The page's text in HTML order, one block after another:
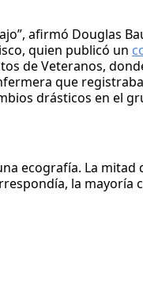
afirmó Douglas
quien publicó un
de Veteranos,
que
drásticos en el
ecografía. La
la